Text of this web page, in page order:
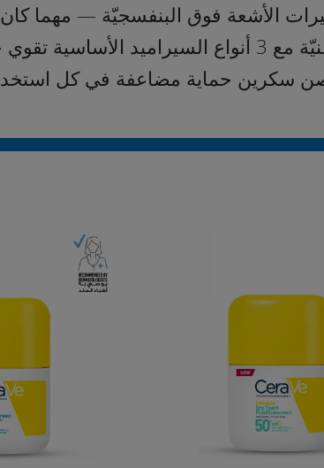
الأشعة فوق البنفسجيّة — مهما
لأضرار أشعة الشمس. بتركيبات غنيّة مع 3 أنواع
سكرين حماية مضاعفة في كل